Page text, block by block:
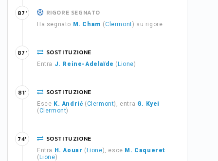
RIGORE SEGNATO
Ha segnato M. Cham (Clermont) su rigore
87'
SOSTITUZIONE
Entra J. Reine-Adelaïde ( Lione)
87'
SOSTITUZIONE
Esce K. Andrić (Clermont), entra G. Kyei
(Clermont)
81'
SOSTITUZIONE
Entra H. Aouar ( Lione), esce M. Caqueret
( Lione)
74'